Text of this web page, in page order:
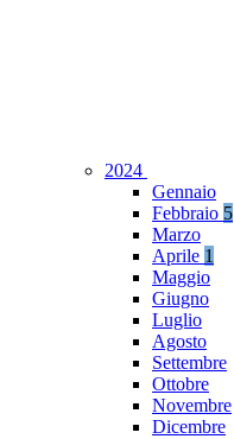
2024
Gennaio
Febbraio 5
Marzo
Aprile 1
Maggio
Giugno
Luglio
Agosto
Settembre
Ottobre
Novembre
Dicembre